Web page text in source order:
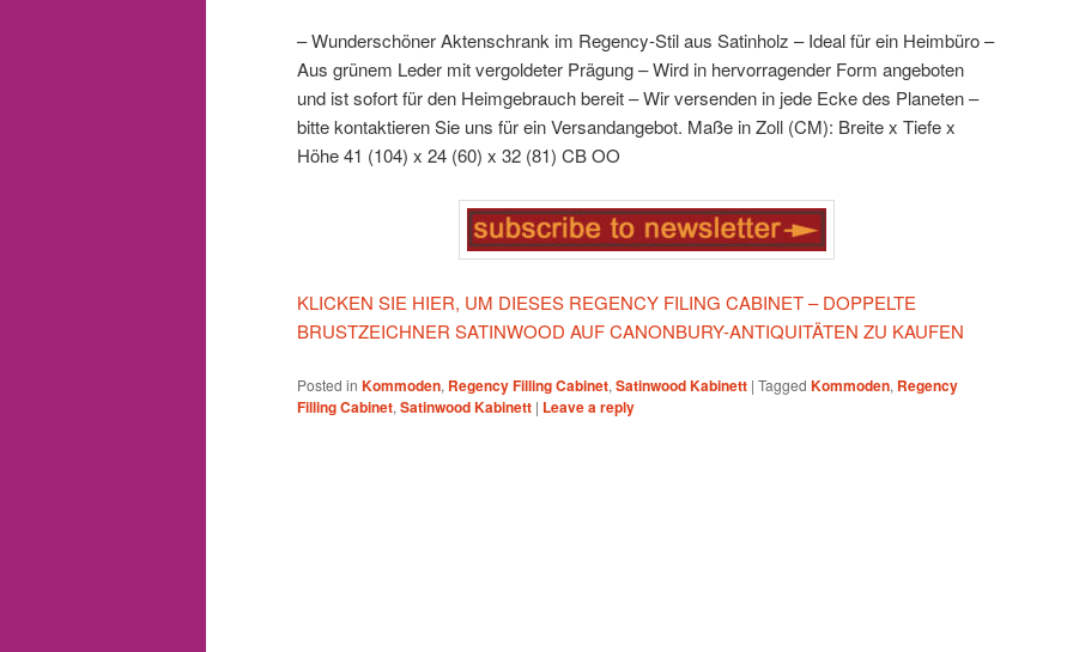
– Wunderschöner Aktenschrank im Regency-Stil aus Satinholz – Ideal für ein Heimbüro–
Aus grünem Leder mit vergoldeter Prägung– Wird in hervorragender Form angeboten
und ist sofort für den Heimgebrauch bereit– Wir versenden in jede Ecke des Planeten –
bitte kontaktieren Sie uns für ein Versandangebot. Maße in Zoll (CM): Breite x Tiefe x
Höhe41 (104) x 24 (60) x 32 (81) CBOO
KLICKEN SIE HIER, UM DIESES REGENCY FILING CABINET – DOPPELTE
BRUSTZEICHNER SATINWOOD AUF CANONBURY-ANTIQUITÄTEN ZU KAUFEN
Posted in Kommoden, Regency Filling Cabinet, Satinwood Kabinett | Tagged Kommoden, Regency
Filling Cabinet, Satinwood Kabinett | Leave a reply